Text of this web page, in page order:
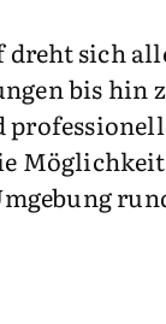
sich
bis hin